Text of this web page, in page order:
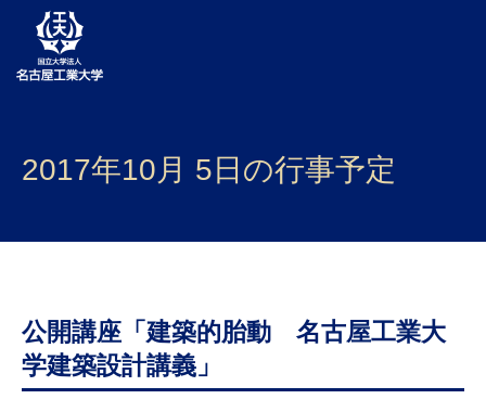
学部・大学院・センター
研究・産学官連携
社会連携
2017年10月 5日の行事予定
公開講座「建築的胎動 名古屋工業大
学建築設計講義」